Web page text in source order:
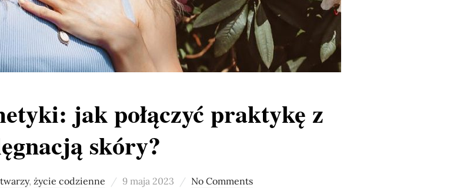
jak połączyć praktykę z
skóry?
, życie codzienne
Posted
9 maja 2023 No Comments